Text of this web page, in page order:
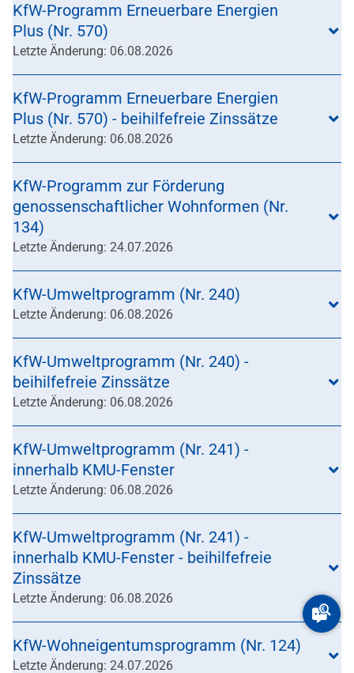
KfW-Programm Erneuerbare Energien
Plus (Nr. 570)
Letzte Änderung: 06.08.2026
KfW-Programm Erneuerbare Energien
Plus (Nr. 570) - beihilfefreie Zinssätze
Letzte Änderung: 06.08.2026
KfW-Programm zur Förderung
genossenschaftlicher Wohnformen (Nr.
134)
Letzte Änderung: 24.07.2026
KfW-Umweltprogramm (Nr. 240)
Letzte Änderung: 06.08.2026
KfW-Umweltprogramm (Nr. 240) -
beihilfefreie Zinssätze
Letzte Änderung: 06.08.2026
KfW-Umweltprogramm (Nr. 241) -
innerhalb KMU-Fenster
Letzte Änderung: 06.08.2026
KfW-Umweltprogramm (Nr. 241) -
innerhalb KMU-Fenster - beihilfefreie
Zinssätze
Letzte Änderung: 06.08.2026
KfW-Wohneigentumsprogramm (Nr. 124)
Letzte Änderung: 24.07.2026